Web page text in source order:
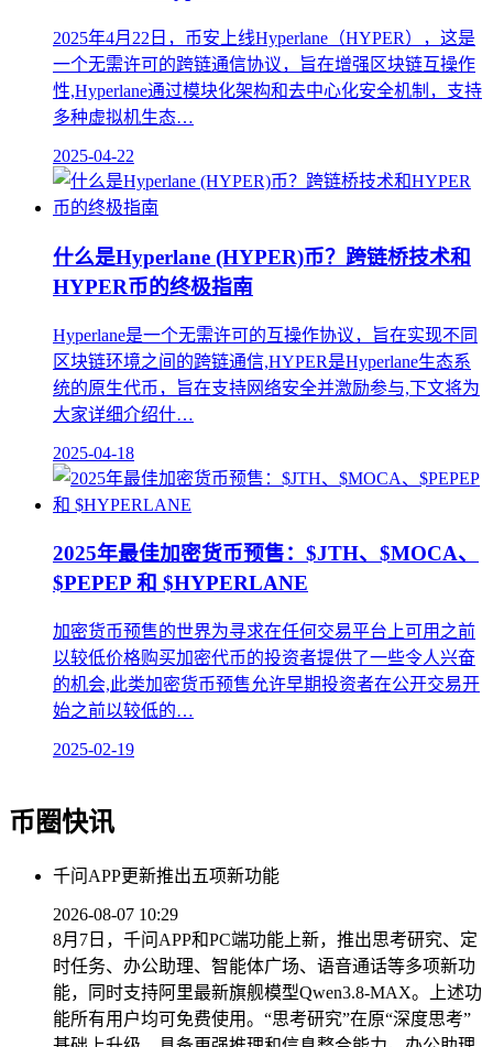
2025年4月22日，币安上线Hyperlane（HYPER），这是
一个无需许可的跨链通信协议，旨在增强区块链互操作
性,Hyperlane通过模块化架构和去中心化安全机制，支持
多种虚拟机生态…
2025-04-22
什么是Hyperlane (HYPER)币？跨链桥技术和
HYPER币的终极指南
Hyperlane是一个无需许可的互操作协议，旨在实现不同
区块链环境之间的跨链通信,HYPER是Hyperlane生态系
统的原生代币，旨在支持网络安全并激励参与,下文将为
大家详细介绍什…
2025-04-18
2025年最佳加密货币预售：$JTH、$MOCA、
$PEPEP 和 $HYPERLANE
加密货币预售的世界为寻求在任何交易平台上可用之前
以较低价格购买加密代币的投资者提供了一些令人兴奋
的机会,此类加密货币预售允许早期投资者在公开交易开
始之前以较低的…
2025-02-19
币圈快讯
千问APP更新推出五项新功能
2026-08-07 10:29
8月7日，千问APP和PC端功能上新，推出思考研究、定
时任务、办公助理、智能体广场、语音通话等多项新功
能，同时支持阿里最新旗舰模型Qwen3.8-MAX。上述功
能所有用户均可免费使用。“思考研究”在原“深度思考”